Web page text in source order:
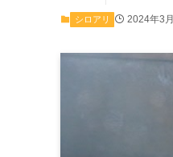
シロアリ 2024年3